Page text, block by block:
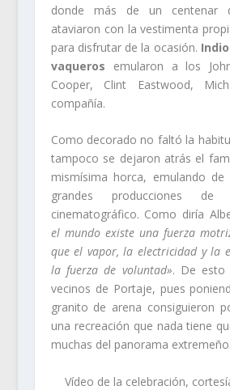
donde más de un centenar
ataviaron con la vestimenta
para disfrutar de la ocasión.
vaqueros emularon a los
Cooper, Clint Eastwood,
compañía.
Como decorado no faltó la
tampoco se dejaron atrás el
mismísima horca, emulando
grandes producciones de
cinematográfico. Como diría
el mundo existe una fuerza
que el vapor, la electricidad y la
la fuerza de voluntad». De esto
vecinos de Portaje, pues
granito de arena consiguieron
una recreación que nada tiene
muchas del panorama extremeño.
Vídeo de la celebración,